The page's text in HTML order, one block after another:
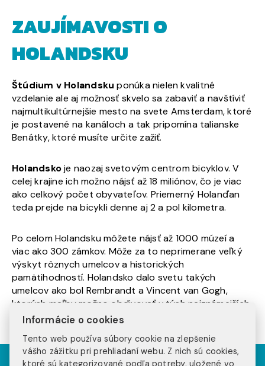
ZAUJÍMAVOSTI O
HOLANDSKU
Štúdium v Holandsku ponúka nielen kvalitné
vzdelanie ale aj možnosť skvelo sa zabaviť a navštíviť
najmultikultúrnejšie mesto na svete Amsterdam, ktoré
je postavené na kanáloch a tak pripomína talianske
Benátky, ktoré musíte určite zažiť.
Holandskoje naozaj svetovým centrom bicyklov. V
celej krajine ich možno nájsť až 18 miliónov, čo je viac
ako celkový počet obyvateľov. Priemerný Holanďan
teda prejde na bicykli denne aj 2 a pol kilometra.
Po celom Holandsku môžete nájsť až 1000 múzeí a
viac ako 300 zámkov. Môže za to neprimerane veľký
výskyt rôznych umelcov a historických
pamätihodností. Holandsko dalo svetu takých
umelcov ako bol Rembrandt a Vincent van Gogh,
ktorých maľby možno obdivovať v tých najznámejších
múzeách.
Informácie o cookies
Tento web používa súbory cookie na zlepšenie
vášho zážitku pri prehliadaní webu. Z nich sú cookies,
ktoré sú kategorizované podľa potreby, uložené vo